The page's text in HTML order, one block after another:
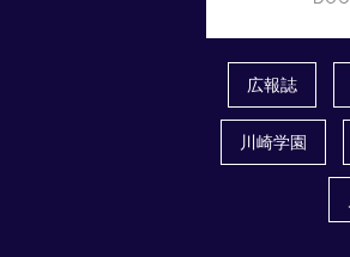
広報誌
川崎学園